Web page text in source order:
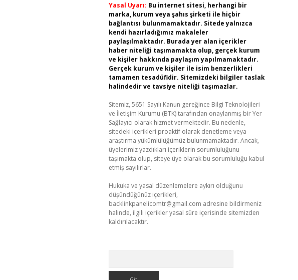
Yasal Uyarı: Bu internet sitesi, herhangi bir
marka, kurum veya şahıs şirketi ile hiçbir
bağlantısı bulunmamaktadır. Sitede yalnızca
kendi hazırladığımız makaleler
paylaşılmaktadır. Burada yer alan içerikler
haber niteliği taşımamakta olup, gerçek kurum
ve kişiler hakkında paylaşım yapılmamaktadır.
Gerçek kurum ve kişiler ile isim benzerlikleri
tamamen tesadüfidir. Sitemizdeki bilgiler taslak
halindedir ve tavsiye niteliği taşımazlar.
Sitemiz, 5651 Sayılı Kanun gereğince Bilgi Teknolojileri
ve İletişim Kurumu (BTK) tarafından onaylanmış bir Yer
Sağlayıcı olarak hizmet vermektedir. Bu nedenle,
sitedeki içerikleri proaktif olarak denetleme veya
araştırma yükümlülüğümüz bulunmamaktadır. Ancak,
üyelerimiz yazdıkları içeriklerin sorumluluğunu
taşımakta olup, siteye üye olarak bu sorumluluğu kabul
etmiş sayılırlar.
Hukuka ve yasal düzenlemelere aykırı olduğunu
düşündüğünüz içerikleri,
backlinkpanelicomtr@gmail.com adresine bildirmeniz
halinde, ilgili içerikler yasal süre içerisinde sitemizden
kaldırılacaktır.